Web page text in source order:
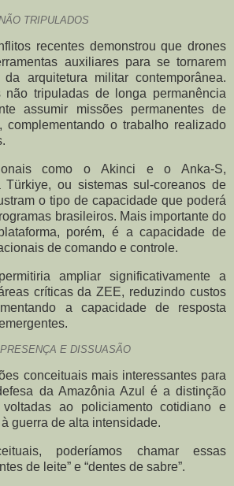
TRIPULADOS
recentes demonstrou que drones
auxiliares para se tornarem
arquitetura militar contemporânea.
não tripuladas de longa permanência
assumir missões permanentes de
complementando o trabalho realizado
como o Akinci e o Anka-S,
Türkiye, ou sistemas sul-coreanos de
o tipo de capacidade que poderá
brasileiros. Mais importante do
porém, é a capacidade de
de comando e controle.
ampliar significativamente a
críticas da ZEE, reduzindo custos
a capacidade de resposta
E DISSUASÃO
conceituais mais interessantes para
da Amazônia Azul é a distinção
voltadas ao policiamento cotidiano e
guerra de alta intensidade.
poderíamos chamar essas
de leite” e “dentes de sabre”.